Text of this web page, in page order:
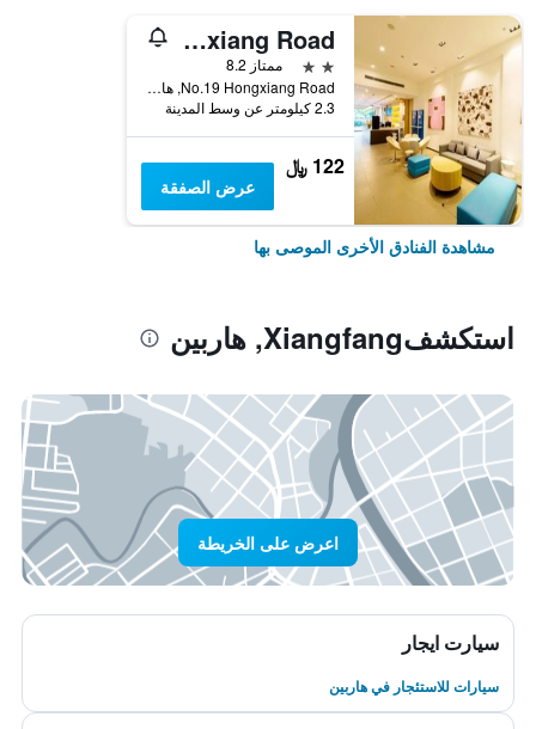
Hanting Hotel Harbin Hongxiang Road
2 نجمتين
ممتاز 8.2
No.19 Hongxiang Road, هاربين, الصين
2.3 كيلومتر عن وسط المدينة
122 ﷼
عرض الصفقة
مشاهدة الفنادق الأخرى الموصى بها
استكشفXiangfang, هاربين
اعرض على الخريطة
سيارت ايجار
سيارات للاستئجار في هاربين